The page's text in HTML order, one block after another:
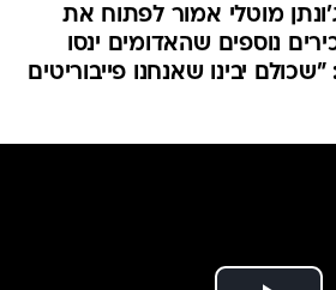
מוטלי אמור לפתוח את
נוספים שהאדומים ינסו
יבינו שאנחנו פייבוריטים